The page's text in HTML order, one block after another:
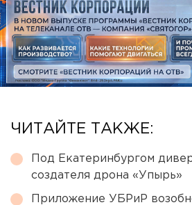
ЧИТАЙТЕ ТАКЖЕ:
Под Екатеринбургом
создателя дрона «Упырь»
Приложение УБРиР